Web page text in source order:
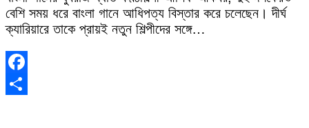
বেশি সময় ধরে বাংলা গানে আধিপত্য বিস্তার করে চলেছেন। দীর্ঘ
ক্যারিয়ারে তাকে প্রায়ই নতুন শিল্পীদের সঙ্গে…
Facebook